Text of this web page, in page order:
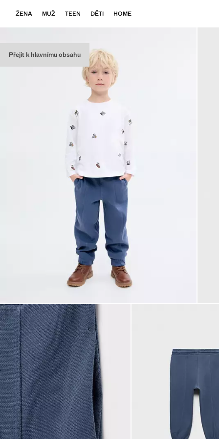
Přejít k hlavnímu obsahu
ŽENA MUŽ TEEN DĚTI HOME